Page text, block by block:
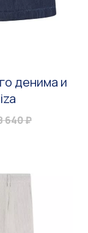
денима и
640 ₽